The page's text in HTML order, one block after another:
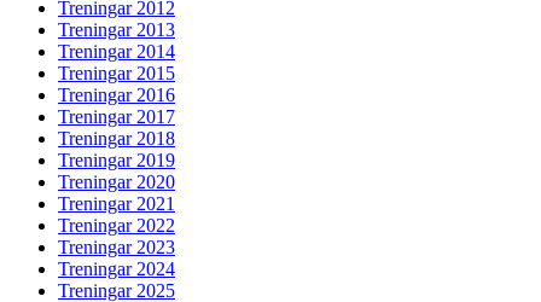
Treningar 2012
Treningar 2013
Treningar 2014
Treningar 2015
Treningar 2016
Treningar 2017
Treningar 2018
Treningar 2019
Treningar 2020
Treningar 2021
Treningar 2022
Treningar 2023
Treningar 2024
Treningar 2025